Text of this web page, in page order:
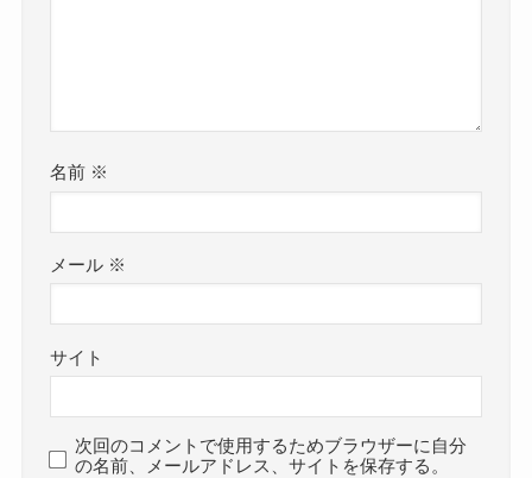
名前 ※
メール ※
サイト
次回のコメントで使用するためブラウザーに自分
の名前、メールアドレス、サイトを保存する。